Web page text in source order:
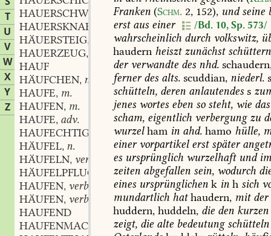
T
U
V
W
X
Y
Z
HAUERSCHWEIN
n.
HAUERSKNABE
m.
HÄUERSTEIG,
HAUERZEUG,
HAUF
HÄUFCHEN, n.
HAUFE, m.
HAUFEN, m.
HAUFE, adv.
HAUFECHTIG
adj. und adv.
HÄUFEL, n.
HÄUFELN, verb.
HÄUFELPFLUG
HAUFEN, verb.
HÄUFEN, verb.
HAUFEND
HAUFENMACHERIN,f.
Franken (Schm. 2, 152), undseine
erstaus einer /Bd. 10, Sp. 573/
wahrscheinlich durch volkswitz,
haudern heisztzunächst
derverwandte des nhd.
fernerdes alts. scuddian, niederl.
schütteln, deren anlautendes s
jenes wortes eben sosteht, wie das
scham, eigentlich verbergungzu
wurzelham in ahd. hamo hülle,
einervorpartikelerstspäter
es ursprünglich wurzelhaftund
zeiten abgefallen sein, wodurch
eines ursprünglichen k in h sich
mundartlich hathaudern, mitder
huddern, huddeln, die den kurzen
zeigt, die alte bedeutungschütteln